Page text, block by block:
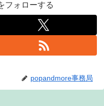
フォローする
popandmore事務局